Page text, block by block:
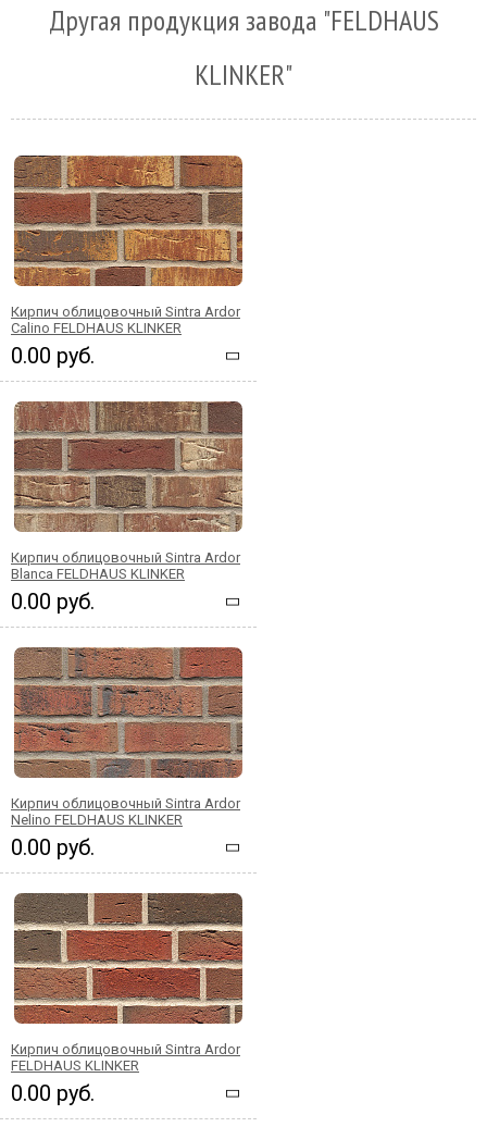
Другая продукция завода "FELDHAUS
KLINKER"
Кирпич облицовочный Sintra Ardor
Calino FELDHAUS KLINKER
0.00 руб.
Кирпич облицовочный Sintra Ardor
Blanca FELDHAUS KLINKER
0.00 руб.
Кирпич облицовочный Sintra Ardor
Nelino FELDHAUS KLINKER
0.00 руб.
Кирпич облицовочный Sintra Ardor
FELDHAUS KLINKER
0.00 руб.